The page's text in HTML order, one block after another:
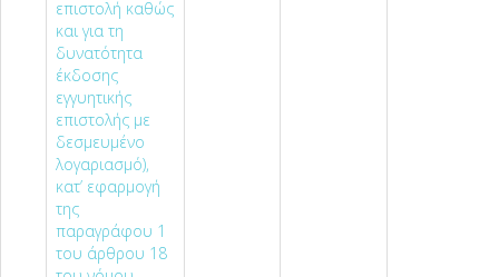
επιστολή καθώς
και για τη
δυνατότητα
έκδοσης
εγγυητικής
επιστολής µε
δεσµευµένο
λογαριασµό),
κατ’ εφαρµογή
της
παραγράφου 1
του άρθρου 18